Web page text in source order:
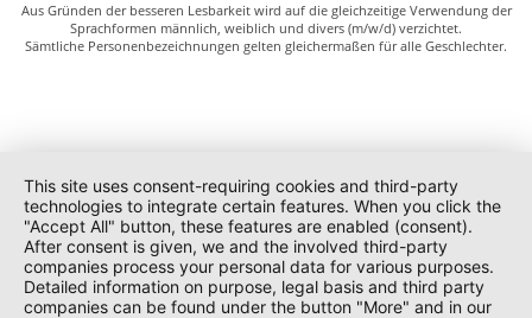
Aus Gründen der besseren Lesbarkeit wird auf die gleichzeitige Verwendung der
Sprachformen männlich, weiblich und divers (m/w/d) verzichtet.
Sämtliche Personenbezeichnungen gelten gleichermaßen für alle Geschlechter.
This site uses consent-requiring cookies and third-party
technologies to integrate certain features. When you click the
"Accept All" button, these features are enabled (consent).
After consent is given, we and the involved third-party
companies process your personal data for various purposes.
Detailed information on purpose, legal basis and third party
companies can be found under the button "More" and in our